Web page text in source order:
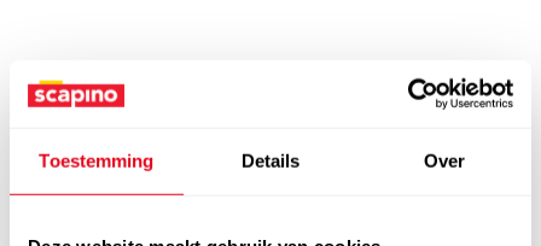
Toestemming Details Over